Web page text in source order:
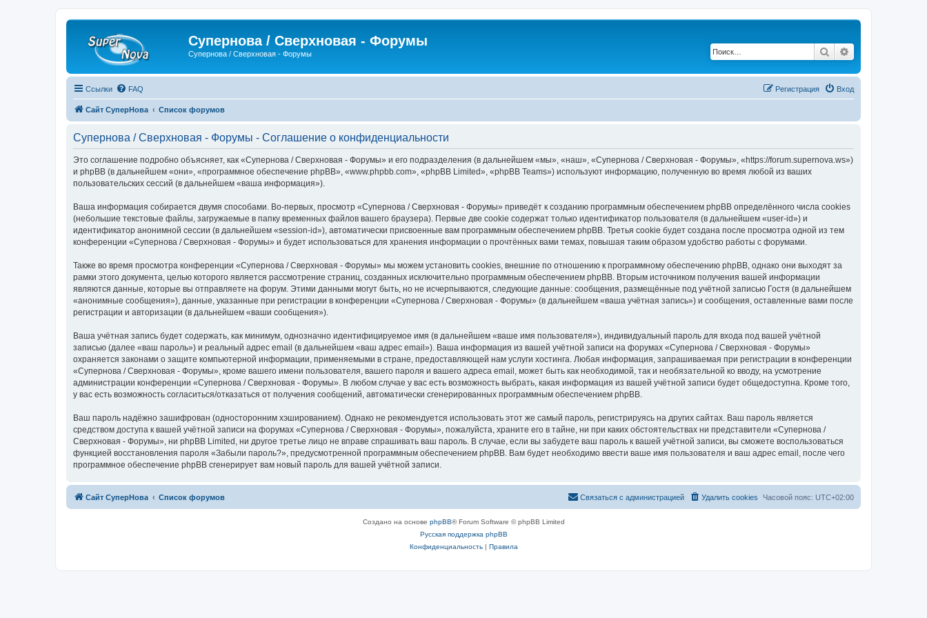
Супернова / Сверхновая - Форумы
Супернова / Сверхновая - Форумы Поиск
Ссылки FAQ Вход
Регистрация
Сайт СуперНова Список форумов
Супернова / Сверхновая - Форумы - Соглашение о конфиденциальности
Это соглашение подробно объясняет, как «Супернова / Сверхновая - Форумы» и его подразделения (в дальнейшем «мы», «наш», «Супернова / Сверхновая - Форумы», «https://forum.supernova.ws»)
и phpBB (в дальнейшем «они», «программное обеспечение phpBB», «www.phpbb.com», «phpBB Limited», «phpBB Teams») используют информацию, полученную во время любой из ваших
пользовательских сессий (в дальнейшем «ваша информация»).
Ваша информация собирается двумя способами. Во-первых, просмотр «Супернова / Сверхновая - Форумы» приведёт к созданию программным обеспечением phpBB определённого числа cookies
(небольшие текстовые файлы, загружаемые в папку временных файлов вашего браузера). Первые две cookie содержат только идентификатор пользователя (в дальнейшем «user-id») и
идентификатор анонимной сессии (в дальнейшем «session-id»), автоматически присвоенные вам программным обеспечением phpBB. Третья cookie будет создана после просмотра одной из тем
конференции «Супернова / Сверхновая - Форумы» и будет использоваться для хранения информации о прочтённых вами темах, повышая таким образом удобство работы с форумами.
Также во время просмотра конференции «Супернова / Сверхновая - Форумы» мы можем установить cookies, внешние по отношению к программному обеспечению phpBB, однако они выходят за
рамки этого документа, целью которого является рассмотрение страниц, созданных исключительно программным обеспечением phpBB. Вторым источником получения вашей информации
являются данные, которые вы отправляете на форум. Этими данными могут быть, но не исчерпываются, следующие данные: сообщения, размещённые под учётной записью Гостя (в дальнейшем
«анонимные сообщения»), данные, указанные при регистрации в конференции «Супернова / Сверхновая - Форумы» (в дальнейшем «ваша учётная запись») и сообщения, оставленные вами после
регистрации и авторизации (в дальнейшем «ваши сообщения»).
Ваша учётная запись будет содержать, как минимум, однозначно идентифицируемое имя (в дальнейшем «ваше имя пользователя»), индивидуальный пароль для входа под вашей учётной
записью (далее «ваш пароль») и реальный адрес email (в дальнейшем «ваш адрес email»). Ваша информация из вашей учётной записи на форумах «Супернова / Сверхновая - Форумы»
охраняется законами о защите компьютерной информации, применяемыми в стране, предоставляющей нам услуги хостинга. Любая информация, запрашиваемая при регистрации в конференции
«Супернова / Сверхновая - Форумы», кроме вашего имени пользователя, вашего пароля и вашего адреса email, может быть как необходимой, так и необязательной ко вводу, на усмотрение
администрации конференции «Супернова / Сверхновая - Форумы». В любом случае у вас есть возможность выбрать, какая информация из вашей учётной записи будет общедоступна. Кроме того,
у вас есть возможность согласиться/отказаться от получения сообщений, автоматически сгенерированных программным обеспечением phpBB.
Ваш пароль надёжно зашифрован (односторонним хэшированием). Однако не рекомендуется использовать этот же самый пароль, регистрируясь на других сайтах. Ваш пароль является
средством доступа к вашей учётной записи на форумах «Супернова / Сверхновая - Форумы», пожалуйста, храните его в тайне, ни при каких обстоятельствах ни представители «Супернова /
Сверхновая - Форумы», ни phpBB Limited, ни другое третье лицо не вправе спрашивать ваш пароль. В случае, если вы забудете ваш пароль к вашей учётной записи, вы сможете воспользоваться
функцией восстановления пароля «Забыли пароль?», предусмотренной программным обеспечением phpBB. Вам будет необходимо ввести ваше имя пользователя и ваш адрес email, после чего
программное обеспечение phpBB сгенерирует вам новый пароль для вашей учётной записи.
Сайт СуперНова Список форумов Часовой пояс: UTC+02:00
Удалить cookies
Связаться с администрацией
Создано на основе phpBB® Forum Software © phpBB Limited
Русская поддержка phpBB
Конфиденциальность| Правила